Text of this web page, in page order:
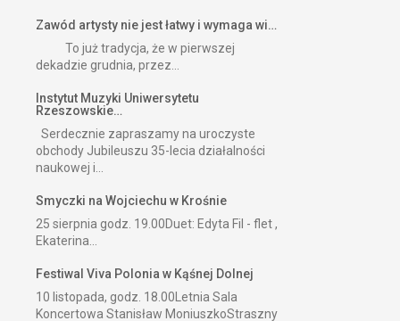
Zawód artysty nie jest łatwy i wymaga wi…
To już tradycja, że w pierwszej
dekadzie grudnia, przez...
Instytut Muzyki Uniwersytetu
Rzeszowskie…
Serdecznie zapraszamy na uroczyste
obchody Jubileuszu 35-lecia działalności
naukowej i...
Smyczki na Wojciechu w Krośnie
25 sierpnia godz. 19.00Duet: Edyta Fil - flet ,
Ekaterina...
Festiwal Viva Polonia w Kąśnej Dolnej
10 listopada, godz. 18.00Letnia Sala
Koncertowa Stanisław MoniuszkoStraszny